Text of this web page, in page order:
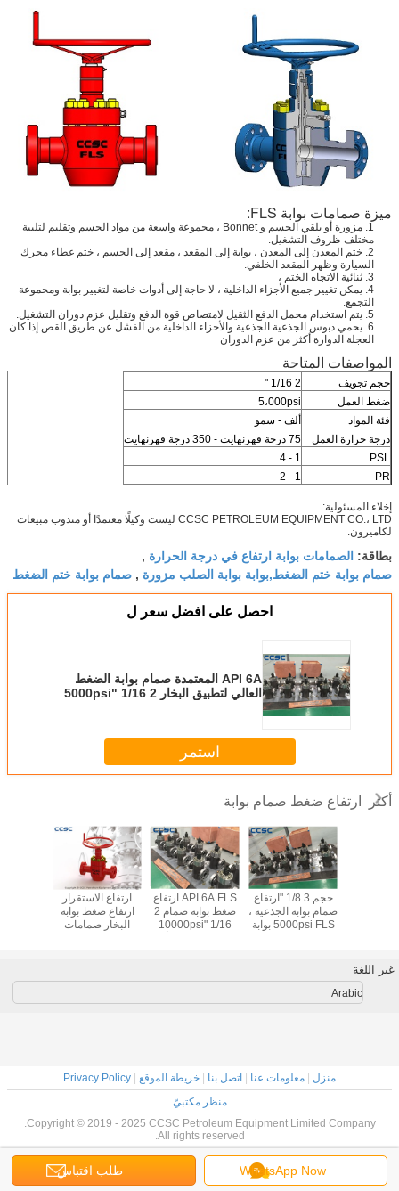
ميزة صمامات بوابة FLS:
1. مزورة أو يلقي الجسم و Bonnet ، مجموعة واسعة من مواد الجسم وتقليم لتلبية
مختلف ظروف التشغيل.
2. ختم المعدن إلى المعدن ، بوابة إلى المقعد ، مقعد إلى الجسم ، ختم غطاء محرك
السيارة وظهر المقعد الخلفي.
3. ثنائية الاتجاه الختم ،
4. يمكن تغيير جميع الأجزاء الداخلية ، لا حاجة إلى أدوات خاصة لتغيير بوابة ومجموعة
التجمع.
5. يتم استخدام محمل الدفع الثقيل لامتصاص قوة الدفع وتقليل عزم دوران التشغيل.
6. يحمي دبوس الجذعية الجذعية والأجزاء الداخلية من الفشل عن طريق القص إذا كان
العجلة الدوارة أكثر من عزم الدوران
المواصفات المتاحة
حجم تجويف
2 1/16 "
ضغط العمل
5،000psi
فئة المواد
ألف - سمو
درجة حرارة العمل
75 درجة فهرنهايت - 350 درجة فهرنهايت
PSL
1 - 4
PR
1 - 2
إخلاء المسئولية:
CCSC PETROLEUM EQUIPMENT CO.، LTD ليست وكيلًا معتمدًا أو مندوب مبيعات
لكاميرون.
بطاقة: الصمامات بوابة ارتفاع في درجة الحرارة ,
صمام بوابة ختم الضغط,بوابة بوابة الصلب مزورة , صمام بوابة ختم الضغط
احصل على افضل سعر ل
API 6A المعتمدة صمام بوابة الضغط
العالي لتطبيق البخار 2 1/16 "5000psi
استمر
أكثر ارتفاع ضغط صمام بوابة
ارتفاع الاستقرار
ارتفاع ضغط بوابة
البخار صمامات
API 6A FLS ارتفاع
ضغط بوابة صمام 2
1/16 "10000psi
حجم 3 1/8 "ارتفاع
صمام بوابة الجذعية ،
5000psi FLS بوابة
WhatsApp Now طلب اقتباس
غير اللغة
Arabic
منزل معلومات عنا اتصل بنا خريطة الموقع
Privacy Policy
منظر مكتبيّ
Copyright © 2019 - 2025 CCSC Petroleum Equipment Limited Company.
All rights reserved.